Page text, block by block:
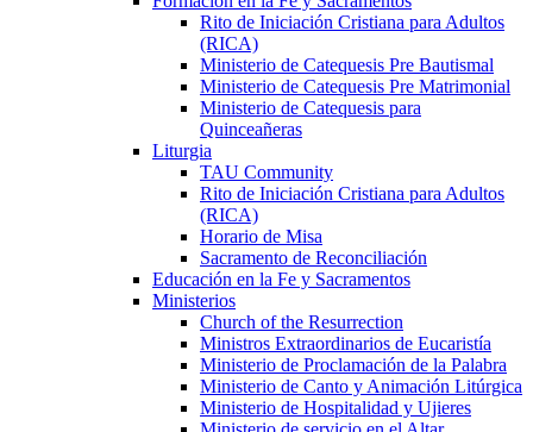
Rito de Iniciación Cristiana para Adultos
(RICA)
Ministerio de Catequesis Pre Bautismal
Ministerio de Catequesis Pre Matrimonial
Ministerio de Catequesis para
Quinceañeras
Liturgia
TAU Community
Rito de Iniciación Cristiana para Adultos
(RICA)
Horario de Misa
Sacramento de Reconciliación
Educación en la Fe y Sacramentos
Ministerios
Church of the Resurrection
Ministros Extraordinarios de Eucaristía
Ministerio de Proclamación de la Palabra
Ministerio de Canto y Animación Litúrgica
Ministerio de Hospitalidad y Ujieres